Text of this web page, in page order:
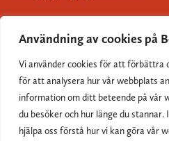
Användning av cookies på
Vi använder cookies för att förbättra
för att analysera hur vår webbplats
information om ditt beteende på vår
du besöker och hur länge du
hjälpa oss förstå hur vi kan göra vår
Om